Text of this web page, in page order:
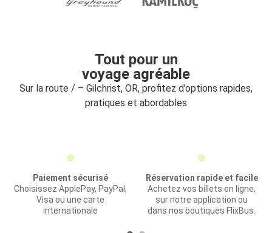
Tout pour un
voyage agréable
Sur la route / – Gilchrist, OR, profitez d’options rapides,
pratiques et abordables
Paiement sécurisé
Choisissez ApplePay, PayPal,
Visa ou une carte
internationale
Réservation rapide et facile
Achetez vos billets en ligne,
sur notre application ou
dans nos boutiques FlixBus.